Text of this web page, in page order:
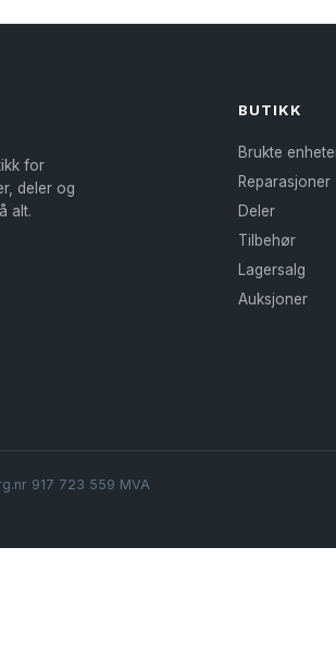
for
deler og
alt.
BUTIKK
Brukte
Reparasjoner
Deler
Tilbehør
Lagersalg
Auksjoner
917 723 559 MVA